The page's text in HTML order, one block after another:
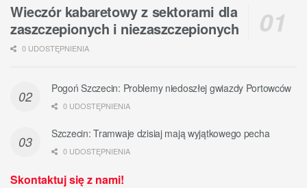
Wieczór kabaretowy z sektorami dla
zaszczepionych i niezaszczepionych
0 UDOSTĘPNIENIA
Pogoń Szczecin: Problemy niedoszłej gwiazdy Portowców
0 UDOSTĘPNIENIA
Szczecin: Tramwaje dzisiaj mają wyjątkowego pecha
0 UDOSTĘPNIENIA
Skontaktuj się z nami!